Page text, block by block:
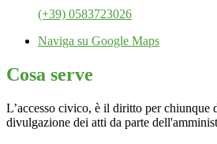
(+39) 0583723026
Naviga su Google Maps
Cosa serve
L’accesso civico, è il diritto per chiunque
divulgazione dei atti da parte